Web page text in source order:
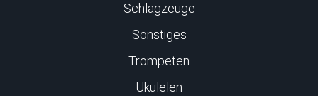
Schlagzeuge
Sonstiges
Trompeten
Ukulelen